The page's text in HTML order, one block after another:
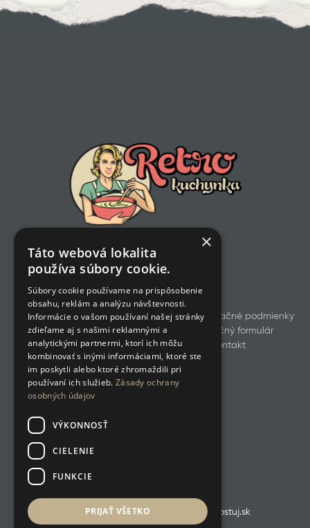
Všetky produkty
Obchodné a reklamačné podmienky
Odstúpenie od zmluvy
Reklamačný formulár
GDPR
Cookies Kontakt
RETROKUCHYNKA.SK ❤️ poháňa boostuj.sk
×
Táto webová lokalita
používa súbory cookie.
Súbory cookie používame na prispôsobenie
obsahu, reklám a analýzu návštevnosti.
Informácie o vašom používaní našej stránky
zdieľame aj s našimi reklamnými a
analytickými partnermi, ktorí ich môžu
kombinovať s inými informáciami, ktoré ste
im poskytli alebo ktoré zhromaždili pri
používaní ich služieb. Zásady ochrany
osobných údajov
VÝKONNOSŤ
CIELENIE
FUNKCIE
PRIJAŤ VŠETKO